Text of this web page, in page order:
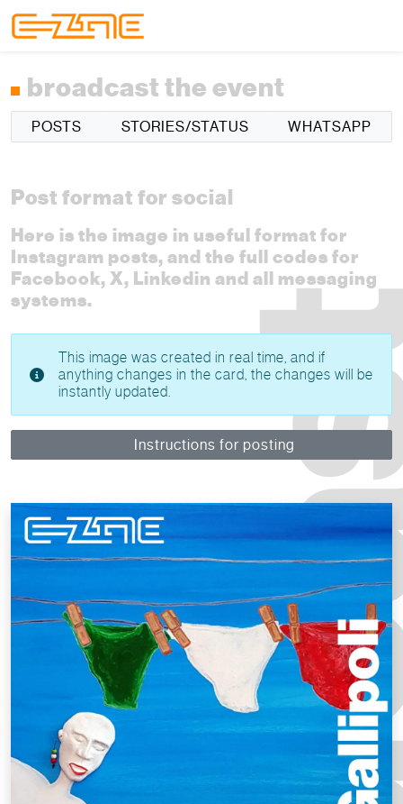
broadcast the event
POSTS STORIES/STATUS WHATSAPP
Post format for social
Here is the image in useful format for
Instagram posts, and the full codes for
Facebook, X, Linkedin and all messaging
systems.
This image was created in real time, and if
anything changes in the card, the changes will be
instantly updated.
Instructions for posting